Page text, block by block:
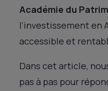
Académie du
l’investissement en
accessible et
Dans cet article,
pas à pas pour